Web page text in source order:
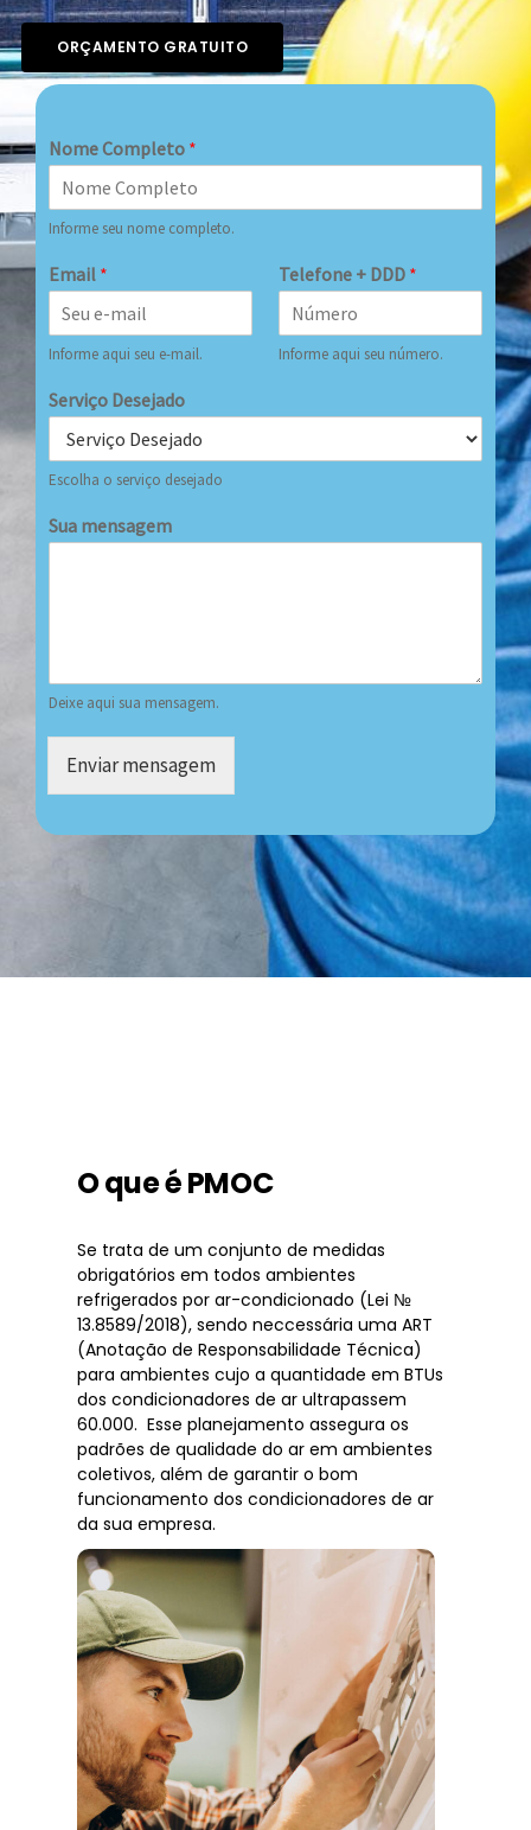
ORÇAMENTO GRATUITO
Nome Completo *
Informe seu nome completo.
Email *
Informe aqui seu e-mail.
Telefone + DDD *
Informe aqui seu número.
Serviço Desejado
Escolha o serviço desejado
Sua mensagem
Deixe aqui sua mensagem.
Enviar mensagem
O que é PMOC
Se trata de um conjunto de medidas
obrigatórios em todos ambientes
refrigerados por ar-condicionado (Lei №
13.8589/2018), sendo neccessária uma ART
(Anotação de Responsabilidade Técnica)
para ambientes cujo a quantidade em BTUs
dos condicionadores de ar ultrapassem
60.000. Esse planejamento assegura os
padrões de qualidade do ar em ambientes
coletivos, além de garantir o bom
funcionamento dos condicionadores de ar
da sua empresa.